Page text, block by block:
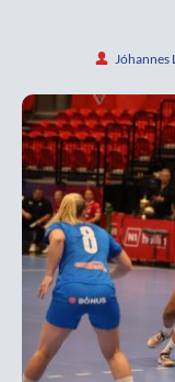
Jóhannes